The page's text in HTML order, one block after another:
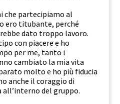
che partecipiamo al
ero titubante, perché
dato troppo lavoro.
con piacere e ho
per me, tanto i
cambiato la mia vita
molto e ho più fiducia
anche il coraggio di
all’interno del gruppo.